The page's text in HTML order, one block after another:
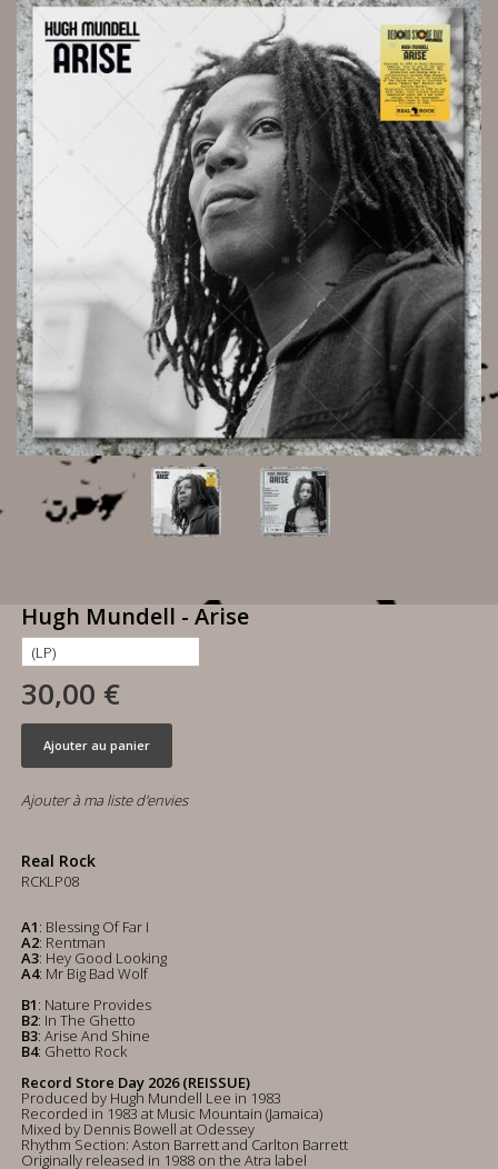
Hugh Mundell - Arise
30,00 €
Ajouter au panier
Ajouter à ma liste d'envies
Real Rock
RCKLP08
A1: Blessing Of Far I
A2: Rentman
A3: Hey Good Looking
A4: Mr Big Bad Wolf
B1: Nature Provides
B2: In The Ghetto
B3: Arise And Shine
B4: Ghetto Rock
Record Store Day 2026 (REISSUE)
Produced by Hugh Mundell Lee in 1983
Recorded in 1983 at Music Mountain (Jamaica)
Mixed by Dennis Bowell at Odessey
Rhythm Section: Aston Barrett and Carlton Barrett
Originally released in 1988 on the Atra label